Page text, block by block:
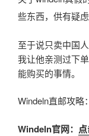
些东西，供有疑虑
至于说只卖中国
我让他亲测过下
能购买的事情。
Windeln直邮攻略：
Windeln官网：